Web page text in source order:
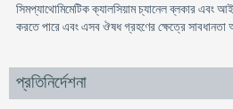
সিমপ্যাথোমিমেটিক ক্যালসিয়াম চ্যানেল ব্লকার এবং
করতে পারে এবং এসব ঔষধ গ্রহণের ক্ষেত্রে
প্রতিনির্দেশনা